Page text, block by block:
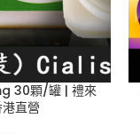
30顆/罐 | 禮來
直營